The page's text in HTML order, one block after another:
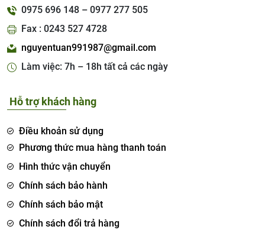
0975 696 148 – 0977 277 505
Fax : 0243 527 4728
nguyentuan991987@gmail.com
Làm việc: 7h – 18h tất cả các ngày
Hỗ trợ khách hàng
Điều khoản sử dụng
Phương thức mua hàng thanh toán
Hình thức vận chuyển
Chính sách bảo hành
Chính sách bảo mật
Chính sách đổi trả hàng